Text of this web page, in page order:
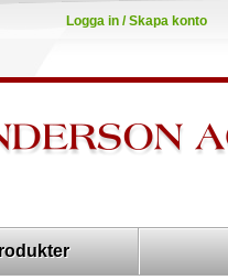
Logga in / Skapa konto